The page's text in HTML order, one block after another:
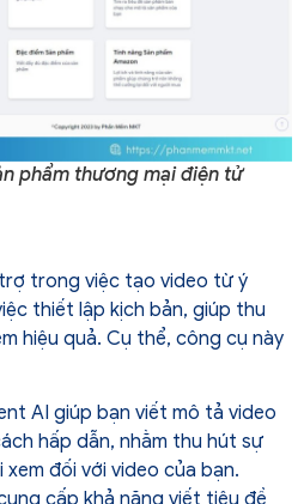
phẩm thương mại điện tử
trong việc tạo video từ ý
thiết lập kịch bản, giúp thu
hiệu quả. Cụ thể, công cụ này
AI giúp bạn viết mô tả video
hấp dẫn, nhằm thu hút sự
đối với video của bạn.